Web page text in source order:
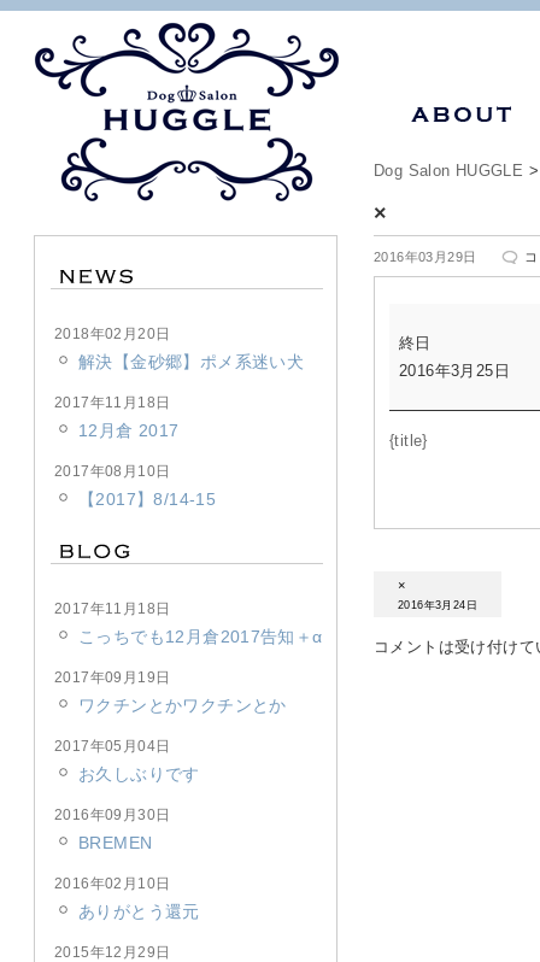
Dog Salon HUGGLE
×
2016年03月29日
×
は
終日
2016年3月25日
{title}
×
2016年3月24日
コメントは受け付け
2018年02月20日
解決【金砂郷】ポメ系迷い犬
2017年11月18日
12月倉 2017
2017年08月10日
【2017】8/14-15
2017年11月18日
こっちでも12月倉2017告知＋α
2017年09月19日
ワクチンとかワクチンとか
2017年05月04日
お久しぶりです
2016年09月30日
BREMEN
2016年02月10日
ありがとう還元
2015年12月29日